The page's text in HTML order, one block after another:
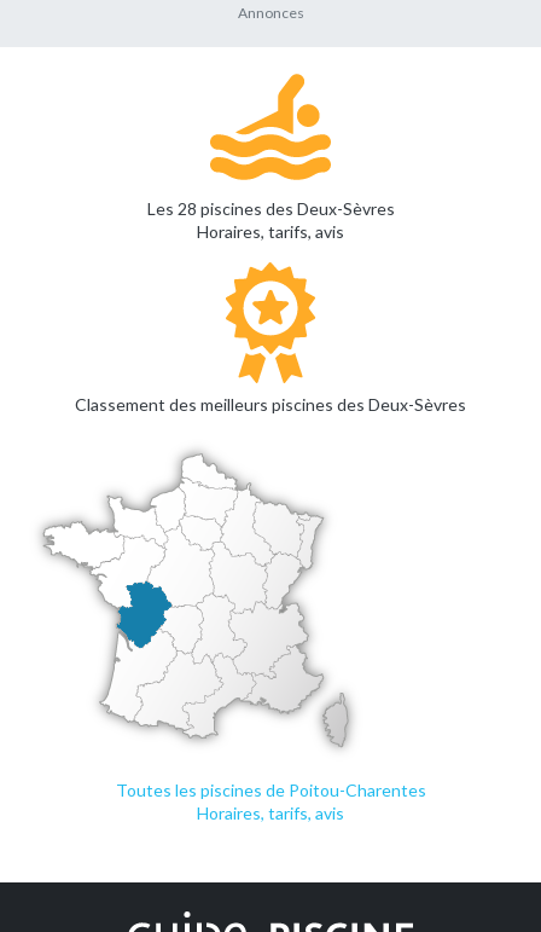
Les 28 piscines des Deux-Sèvres
Horaires, tarifs, avis
Classement des meilleurs piscines des Deux-Sèvres
Toutes les piscines de Poitou-Charentes
Horaires, tarifs, avis